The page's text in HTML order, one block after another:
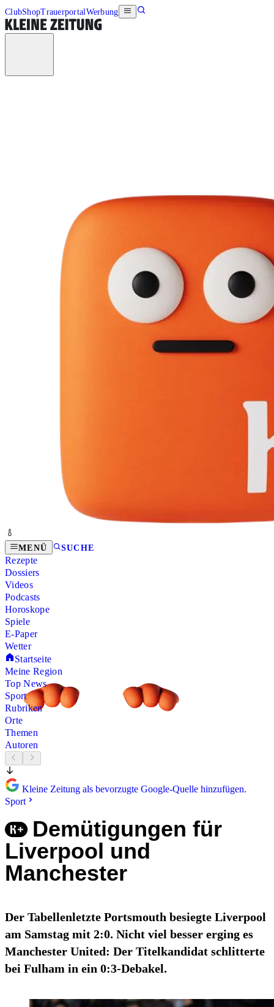
ClubShopTrauerportalWerbung
MENÜ SUCHE
Rezepte
Dossiers
Videos
Podcasts
Horoskope
Spiele
E-Paper
Wetter
Startseite
Meine Region
Top News
Sport
Rubriken
Orte
Themen
Autoren
Kleine Zeitung als bevorzugte Google-Quelle hinzufügen.
Sport
Demütigungen für
Liverpool und
Manchester
Der Tabellenletzte Portsmouth besiegte Liverpool
am Samstag mit 2:0. Nicht viel besser erging es
Manchester United: Der Titelkandidat schlitterte
bei Fulham in ein 0:3-Debakel.